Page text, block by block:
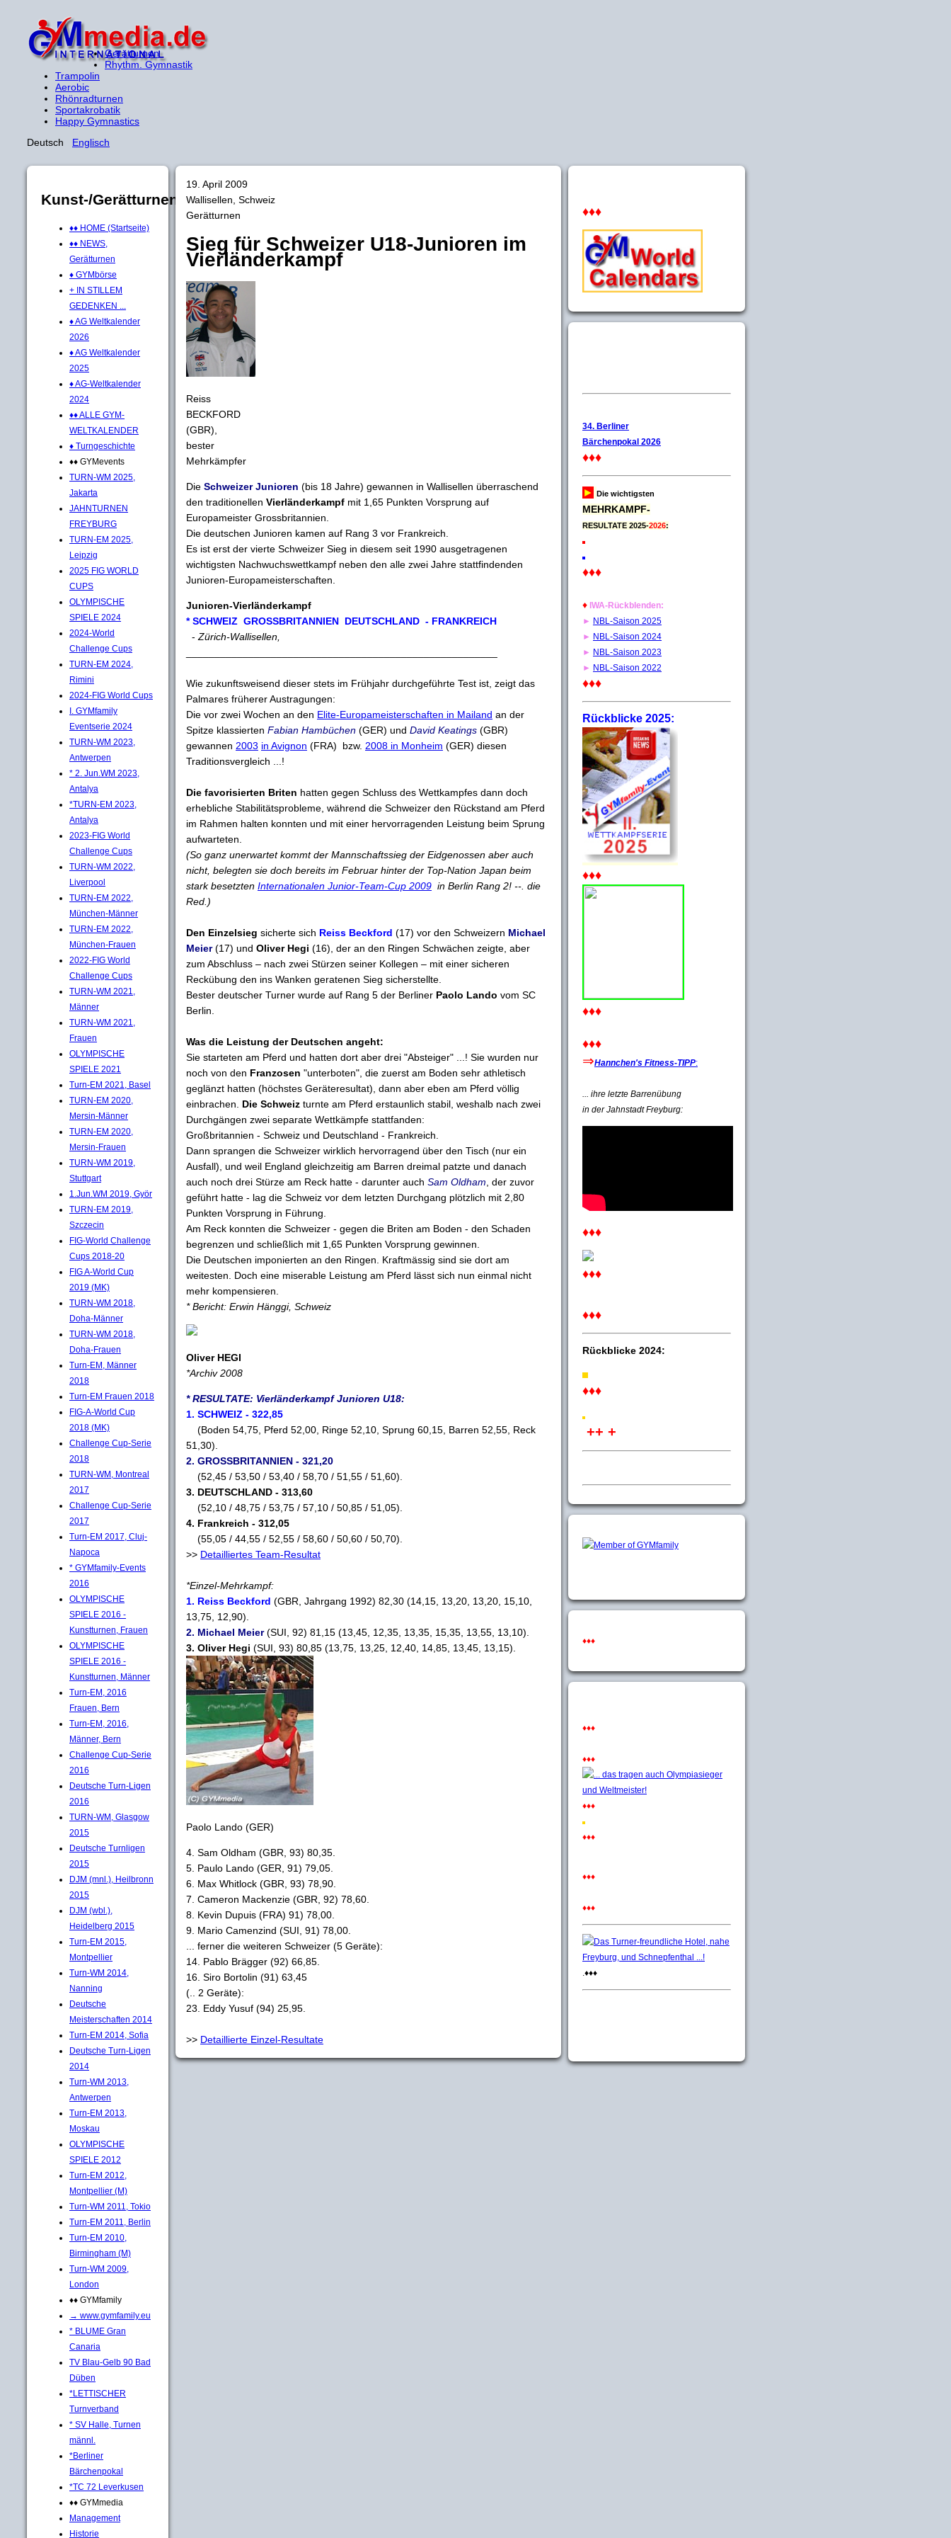
Gerätturnen
Rhythm. Gymnastik
Trampolin
Aerobic
Rhönradturnen
Sportakrobatik
Happy Gymnastics
Deutsch Englisch
Kunst-/Gerätturnen
♦♦ HOME (Startseite)
♦♦ NEWS,
Gerätturnen
♦ GYMbörse
+ IN STILLEM
GEDENKEN ...
♦ AG Weltkalender
2026
♦ AG Weltkalender
2025
♦ AG-Weltkalender
2024
♦♦ ALLE GYM-
WELTKALENDER
♦ Turngeschichte
♦♦ GYMevents
TURN-WM 2025,
Jakarta
JAHNTURNEN
FREYBURG
TURN-EM 2025,
Leipzig
2025 FIG WORLD
CUPS
OLYMPISCHE
SPIELE 2024
2024-World
Challenge Cups
TURN-EM 2024,
Rimini
2024-FIG World Cups
I. GYMfamily
Eventserie 2024
TURN-WM 2023,
Antwerpen
* 2. Jun.WM 2023,
Antalya
*TURN-EM 2023,
Antalya
2023-FIG World
Challenge Cups
TURN-WM 2022,
Liverpool
TURN-EM 2022,
München-Männer
TURN-EM 2022,
München-Frauen
2022-FIG World
Challenge Cups
TURN-WM 2021,
Männer
TURN-WM 2021,
Frauen
OLYMPISCHE
SPIELE 2021
Turn-EM 2021, Basel
TURN-EM 2020,
Mersin-Männer
TURN-EM 2020,
Mersin-Frauen
TURN-WM 2019,
Stuttgart
1.Jun.WM 2019, Györ
TURN-EM 2019,
Szczecin
FIG-World Challenge
Cups 2018-20
FIG A-World Cup
2019 (MK)
TURN-WM 2018,
Doha-Männer
TURN-WM 2018,
Doha-Frauen
Turn-EM, Männer
2018
Turn-EM Frauen 2018
FIG-A-World Cup
2018 (MK)
Challenge Cup-Serie
2018
TURN-WM, Montreal
2017
Challenge Cup-Serie
2017
Turn-EM 2017, Cluj-
Napoca
* GYMfamily-Events
2016
OLYMPISCHE
SPIELE 2016 -
Kunstturnen, Frauen
OLYMPISCHE
SPIELE 2016 -
Kunstturnen, Männer
Turn-EM, 2016
Frauen, Bern
Turn-EM, 2016,
Männer, Bern
Challenge Cup-Serie
2016
Deutsche Turn-Ligen
2016
TURN-WM, Glasgow
2015
Deutsche Turnligen
2015
DJM (mnl.), Heilbronn
2015
DJM (wbl.),
Heidelberg 2015
Turn-EM 2015,
Montpellier
Turn-WM 2014,
Nanning
Deutsche
Meisterschaften 2014
Turn-EM 2014, Sofia
Deutsche Turn-Ligen
2014
Turn-WM 2013,
Antwerpen
Turn-EM 2013,
Moskau
OLYMPISCHE
SPIELE 2012
Turn-EM 2012,
Montpellier (M)
Turn-WM 2011, Tokio
Turn-EM 2011, Berlin
Turn-EM 2010,
Birmingham (M)
Turn-WM 2009,
London
♦♦ GYMfamily
→ www.gymfamily.eu
* BLUME Gran
Canaria
TV Blau-Gelb 90 Bad
Düben
*LETTISCHER
Turnverband
* SV Halle, Turnen
männl.
*Berliner
Bärchenpokal
*TC 72 Leverkusen
♦♦ GYMmedia
Management
Historie
19. April 2009
Wallisellen, Schweiz
Gerätturnen
Sieg für Schweizer U18-Junioren im
Vierländerkampf
Reiss
BECKFORD
(GBR),
bester
Mehrkämpfer
Die Schweizer Junioren (bis 18 Jahre) gewannen in Wallisellen überraschend
den traditionellen Vierländerkampf mit 1,65 Punkten Vorsprung auf
Europameister Grossbritannien.
Die deutschen Junioren kamen auf Rang 3 vor Frankreich.
Es ist erst der vierte Schweizer Sieg in diesem seit 1990 ausgetragenen
wichtigsten Nachwuchswettkampf neben den alle zwei Jahre stattfindenden
Junioren-Europameisterschaften.
Junioren-Vierländerkampf
* SCHWEIZ GROSSBRITANNIEN DEUTSCHLAND - FRANKREICH
- Zürich-Wallisellen,
Wie zukunftsweisend dieser stets im Frühjahr durchgeführte Test ist, zeigt das
Palmares früherer Austragungen:
Die vor zwei Wochen an den Elite-Europameisterschaften in Mailand an der
Spitze klassierten Fabian Hambüchen (GER) und David Keatings (GBR)
gewannen 2003 in Avignon (FRA) bzw. 2008 in Monheim (GER) diesen
Traditionsvergleich ...!
Die favorisierten Briten hatten gegen Schluss des Wettkampfes dann doch
erhebliche Stabilitätsprobleme, während die Schweizer den Rückstand am Pferd
im Rahmen halten konnten und mit einer hervorragenden Leistung beim Sprung
aufwarteten.
(So ganz unerwartet kommt der Mannschaftssieg der Eidgenossen aber auch
nicht, belegten sie doch bereits im Februar hinter der Top-Nation Japan beim
stark besetzten Internationalen Junior-Team-Cup 2009 in Berlin Rang 2! --. die
Red.)
Den Einzelsieg sicherte sich Reiss Beckford (17) vor den Schweizern Michael
Meier(17) und Oliver Hegi (16), der an den Ringen Schwächen zeigte, aber
zum Abschluss – nach zwei Stürzen seiner Kollegen – mit einer sicheren
Reckübung den ins Wanken geratenen Sieg sicherstellte.
Bester deutscher Turner wurde auf Rang 5 der Berliner Paolo Lando vom SC
Berlin.
Was die Leistung der Deutschen angeht:
Sie starteten am Pferd und hatten dort aber drei "Absteiger" ...! Sie wurden nur
noch von den Franzosen "unterboten", die zuerst am Boden sehr athletisch
geglänzt hatten (höchstes Geräteresultat), dann aber eben am Pferd völlig
einbrachen. Die Schweiz turnte am Pferd erstaunlich stabil, weshalb nach zwei
Durchgängen zwei separate Wettkämpfe stattfanden:
Großbritannien - Schweiz und Deutschland - Frankreich.
Dann sprangen die Schweizer wirklich hervorragend über den Tisch (nur ein
Ausfall), und weil England gleichzeitig am Barren dreimal patzte und danach
auch noch drei Stürze am Reck hatte - darunter auch Sam Oldham , der zuvor
geführt hatte - lag die Schweiz vor dem letzten Durchgang plötzlich mit 2,80
Punkten Vorsprung in Führung.
Am Reck konnten die Schweizer - gegen die Briten am Boden - den Schaden
begrenzen und schließlich mit 1,65 Punkten Vorsprung gewinnen.
Die Deutschen imponierten an den Ringen. Kraftmässig sind sie dort am
weitesten. Doch eine miserable Leistung am Pferd lässt sich nun einmal nicht
mehr kompensieren.
* Bericht: Erwin Hänggi, Schweiz
Oliver HEGI
*Archiv 2008
* RESULTATE: Vierländerkampf Junioren U18:
1. SCHWEIZ - 322,85
(Boden 54,75, Pferd 52,00, Ringe 52,10, Sprung 60,15, Barren 52,55, Reck
51,30).
2. GROSSBRITANNIEN - 321,20
(52,45 / 53,50 / 53,40 / 58,70 / 51,55 / 51,60).
3. DEUTSCHLAND - 313,60
(52,10 / 48,75 / 53,75 / 57,10 / 50,85 / 51,05).
4. Frankreich - 312,05
(55,05 / 44,55 / 52,55 / 58,60 / 50,60 / 50,70).
>> Detailliertes Team-Resultat
*Einzel-Mehrkampf:
1. Reiss Beckford (GBR, Jahrgang 1992) 82,30 (14,15, 13,20, 13,20, 15,10,
13,75, 12,90).
2. Michael Meier(SUI, 92) 81,15 (13,45, 12,35, 13,35, 15,35, 13,55, 13,10).
3. Oliver Hegi (SUI, 93) 80,85 (13,75, 13,25, 12,40, 14,85, 13,45, 13,15).
Paolo Lando (GER)
4. Sam Oldham (GBR, 93) 80,35.
5. Paulo Lando (GER, 91) 79,05.
6. Max Whitlock (GBR, 93) 78,90.
7. Cameron Mackenzie (GBR, 92) 78,60.
8. Kevin Dupuis (FRA) 91) 78,00.
9. Mario Camenzind (SUI, 91) 78,00.
... ferner die weiteren Schweizer (5 Geräte):
14. Pablo Brägger (92) 66,85.
16. Siro Bortolin (91) 63,45
(.. 2 Geräte):
23. Eddy Yusuf (94) 25,95.
>> Detaillierte Einzel-Resultate
♦♦♦
34. Berliner
Bärchenpokal 2026
♦♦♦
► Die wichtigsten
MEHRKAMPF-
RESULTATE 2025-2026:
♦♦♦
♦ IWA-Rückblenden:
► NBL-Saison 2025
► NBL-Saison 2024
► NBL-Saison 2023
► NBL-Saison 2022
♦♦♦
Rückblicke 2025:
♦♦♦
♦♦♦
♦♦♦
⇒Hannchen's Fitness-TIPP:
... ihre letzte Barrenübung
in der Jahnstadt Freyburg:
♦♦♦
♦♦♦
♦♦♦
Rückblicke 2024:
♦♦♦
++ +
♦♦♦
♦♦♦
♦♦♦
♦♦♦
♦♦♦
♦♦♦
♦♦♦
.♦♦♦